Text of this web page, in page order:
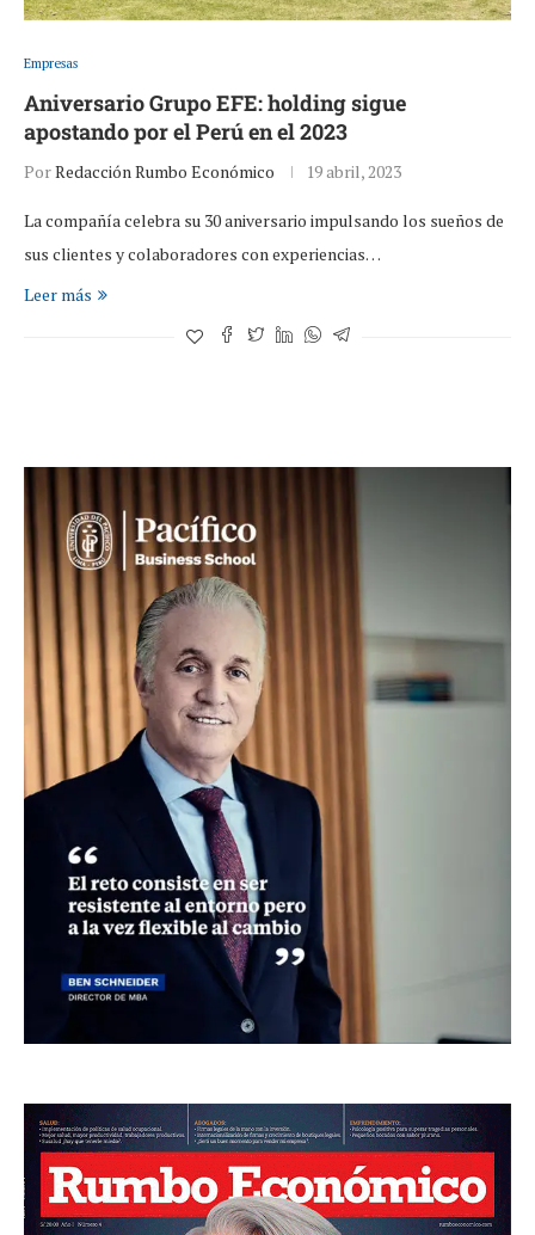
Empresas
Aniversario Grupo EFE: holding sigue
apostando por el Perú en el 2023
PorRedacción Rumbo Económico 19 abril, 2023
La compañía celebra su 30 aniversario impulsando los sueños de
sus clientes y colaboradores con experiencias…
Leer más